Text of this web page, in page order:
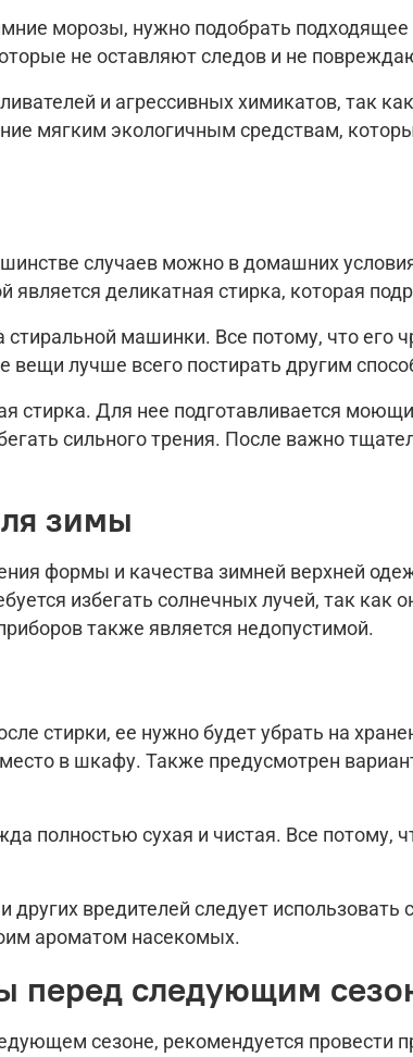
морозы, нужно подобрать
не оставляют следов и не
и агрессивных химикатов, так
мягким экологичным средствам,
случаев можно в домашних
деликатная стирка, которая
машинки. Все потому, что его
лучше всего постирать другим
стирка. Для нее подготавливается
сильного трения. После важно
зимы
формы и качества зимней верхней
избегать солнечных лучей, так
также является недопустимой.
стирки, ее нужно будет убрать на
в шкафу. Также предусмотрен
полностью сухая и чистая. Все потому,
вредителей следует
ароматом насекомых.
перед следующим
сезоне, рекомендуется провести